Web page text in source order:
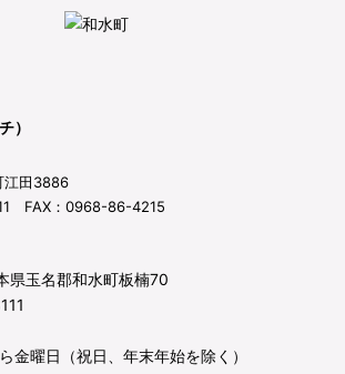
）
江田3886
FAX：0968-86-4215
玉名郡和水町板楠70
金曜日（祝日、年末年始を除く）